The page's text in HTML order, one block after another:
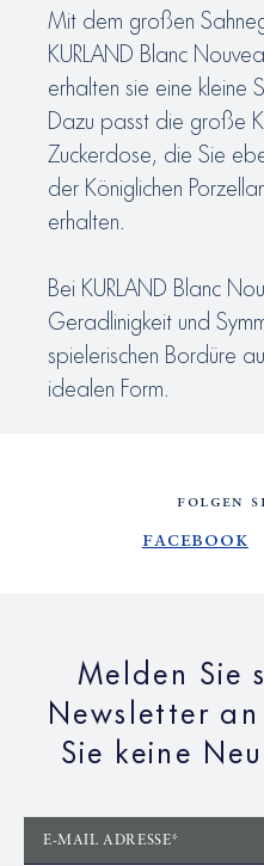
Mit dem großen
KURLAND Blanc
erhalten sie eine kleine
Dazu passt die große
Zuckerdose, die Sie
der Königlichen
erhalten.
Bei KURLAND Blanc
Geradlinigkeit und
spielerischen Bordüre
idealen Form.
FOLGEN
Facebook
Melden Sie
Newsletter
Sie keine
E-MAIL ADRESSE*